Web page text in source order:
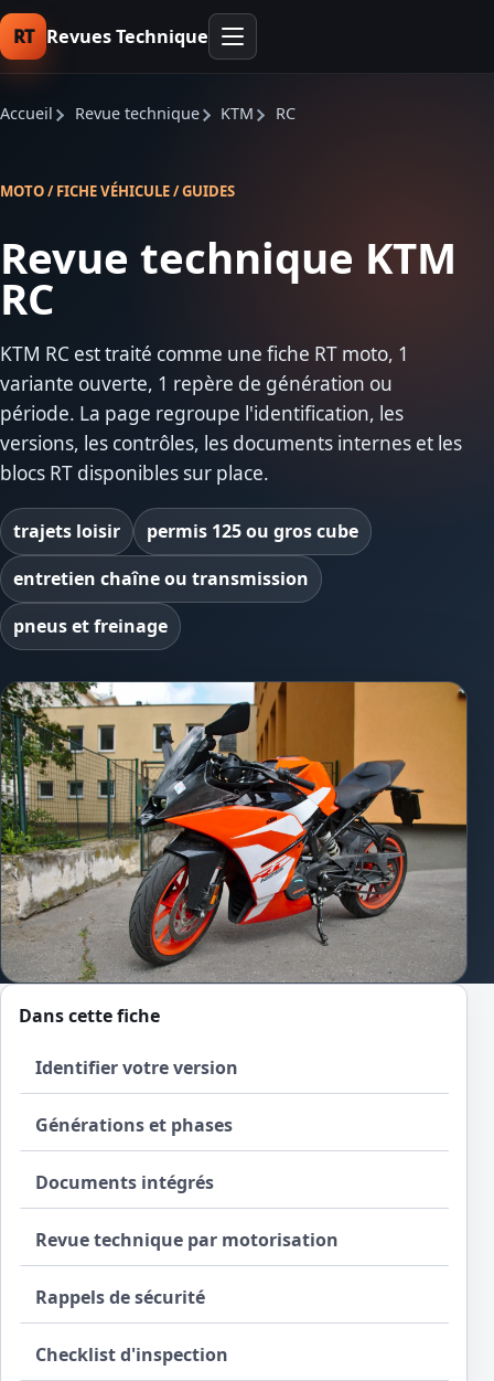
RT Revues Technique
Accueil Revue technique KTM RC
MOTO / FICHE VÉHICULE / GUIDES
Revue technique KTM
RC
KTM RC est traité comme une fiche RT moto, 1
variante ouverte, 1 repère de génération ou
période. La page regroupe l'identification, les
versions, les contrôles, les documents internes et les
blocs RT disponibles sur place.
trajets loisir
permis 125 ou gros cube
entretien chaîne ou transmission
pneus et freinage
Dans cette fiche
Identifier votre version
Générations et phases
Documents intégrés
Revue technique par motorisation
Rappels de sécurité
Checklist d'inspection